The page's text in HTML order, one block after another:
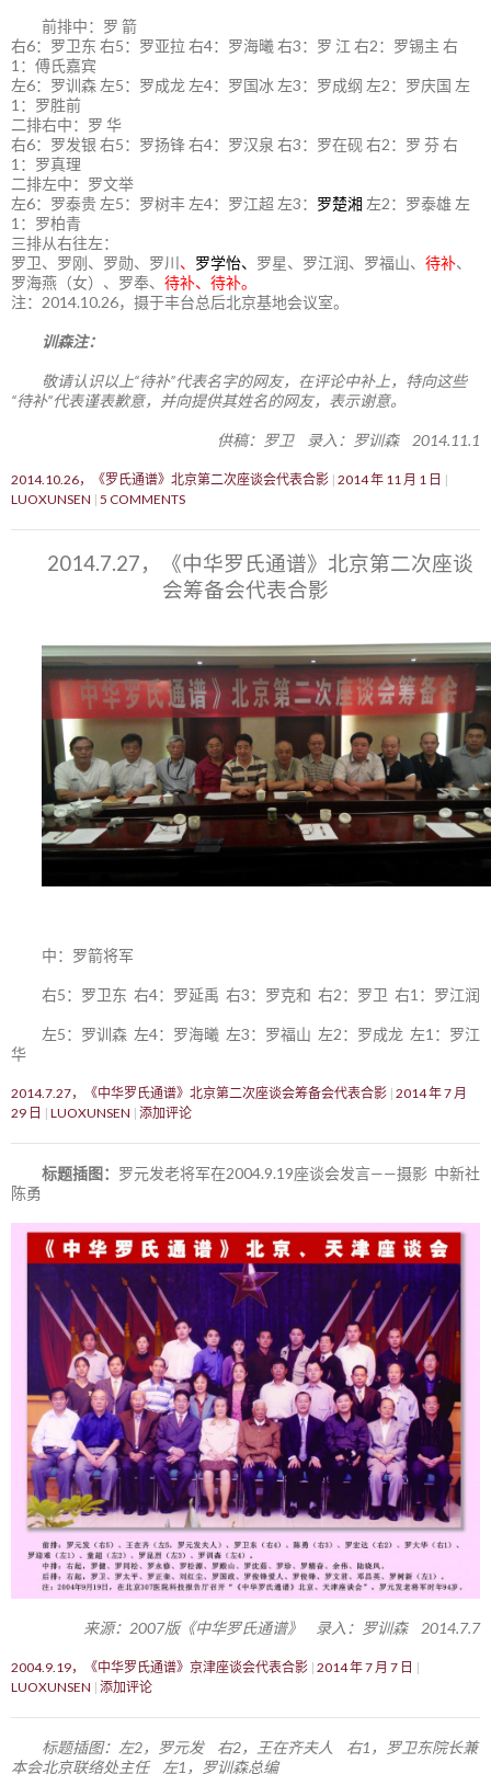
前排中：罗 箭
右6：罗卫东 右5：罗亚拉 右4：罗海曦 右3：罗 江 右2：罗锡主 右
1：傅氏嘉宾
左6：罗训森 左5：罗成龙 左4：罗国冰 左3：罗成纲 左2：罗庆国 左
1：罗胜前
二排右中：罗 华
右6：罗发银 右5：罗扬锋 右4：罗汉泉 右3：罗在砚 右2：罗 芬 右
1：罗真理
二排左中：罗文举
左6：罗泰贵 左5：罗树丰 左4：罗江超 左3： 罗楚湘 左2：罗泰雄 左
1：罗柏青
三排从右往左：
罗卫、罗刚、罗勋、罗川 、 罗学怡、 罗星、罗江润、罗福山、 待补、
罗海燕（女）、罗奉、 待补、待补。
注：2014.10.26，摄于丰台总后北京基地会议室。
训森注：
敬请认识以上“待补”代表名字的网友，在评论中补上，特向这些
“待补”代表谨表歉意，并向提供其姓名的网友，表示谢意。
供稿：罗卫 录入：罗训森 2014.11.1
2014.10.26，《罗氏通谱》北京第二次座谈会代表合影 2014 年 11 月 1 日
LUOXUNSEN 5 COMMENTS
2014.7.27，《中华罗氏通谱》北京第二次座谈
会筹备会代表合影
中：罗箭将军
右5：罗卫东 右4：罗延禹 右3：罗克和 右2：罗卫 右1：罗江润
左5：罗训森 左4：罗海曦 左3：罗福山 左2：罗成龙 左1：罗江
华
2014.7.27，《中华罗氏通谱》北京第二次座谈会筹备会代表合影 2014 年 7 月
29 日
LUOXUNSEN 添加评论
标题插图： 罗元发老将军在2004.9.19座谈会发言——摄影 中新社
陈勇
来源：2007版《中华罗氏通谱》 录入：罗训森 2014.7.7
2004.9.19，《中华罗氏通谱》京津座谈会代表合影 2014 年 7 月 7 日
LUOXUNSEN 添加评论
标题插图：左2，罗元发 右2，王在齐夫人 右1，罗卫东院长兼
本会北京联络处主任 左1，罗训森总编